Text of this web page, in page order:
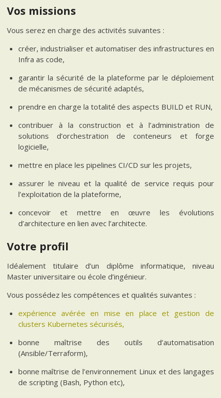
Vos missions
Vous serez en charge des activités suivantes :
créer, industrialiser et automatiser des infrastructures en
Infra as code,
garantir la sécurité de la plateforme par le déploiement
de mécanismes de sécurité adaptés,
prendre en charge la totalité des aspects BUILD et RUN,
contribuer à la construction et à l’administration de
solutions d’orchestration de conteneurs et forge
logicielle,
mettre en place les pipelines CI/CD sur les projets,
assurer le niveau et la qualité de service requis pour
l’exploitation de la plateforme,
concevoir et mettre en œuvre les évolutions
d’architecture en lien avec l’architecte.
Votre profil
Idéalement titulaire d’un diplôme informatique, niveau
Master universitaire ou école d’ingénieur.
Vous possédez les compétences et qualités suivantes :
expérience avérée en mise en place et gestion de
clusters Kubernetes sécurisés,
bonne maîtrise des outils d’automatisation
(Ansible/Terraform),
bonne maîtrise de l’environnement Linux et des langages
de scripting (Bash, Python etc),